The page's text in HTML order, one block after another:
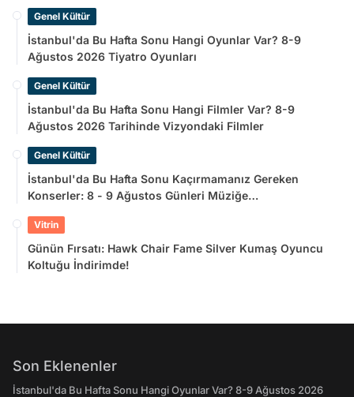
Genel Kültür
İstanbul'da Bu Hafta Sonu Hangi Oyunlar Var? 8-9
Ağustos 2026 Tiyatro Oyunları
Genel Kültür
İstanbul'da Bu Hafta Sonu Hangi Filmler Var? 8-9
Ağustos 2026 Tarihinde Vizyondaki Filmler
Genel Kültür
İstanbul'da Bu Hafta Sonu Kaçırmamanız Gereken
Konserler: 8 - 9 Ağustos Günleri Müziğe
Vitrin
Günün Fırsatı: Hawk Chair Fame Silver Kumaş Oyuncu
Koltuğu İndirimde!
Son Eklenenler
İstanbul'da Bu Hafta Sonu Hangi Oyunlar Var? 8-9 Ağustos 2026